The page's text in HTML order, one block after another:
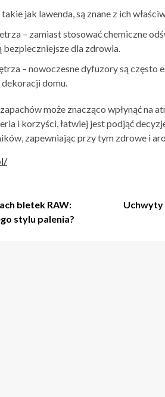
jak lawenda, są znane z ich
– zamiast stosować chemiczne
bezpieczniejsze dla zdrowia.
– nowoczesne dyfuzory są
domu.
może znacząco wpłynąć na
i korzyści, łatwiej jest podjąć
zapewniając przy tym zdrowe i
bletek RAW:
stylu palenia?
Uchwyty